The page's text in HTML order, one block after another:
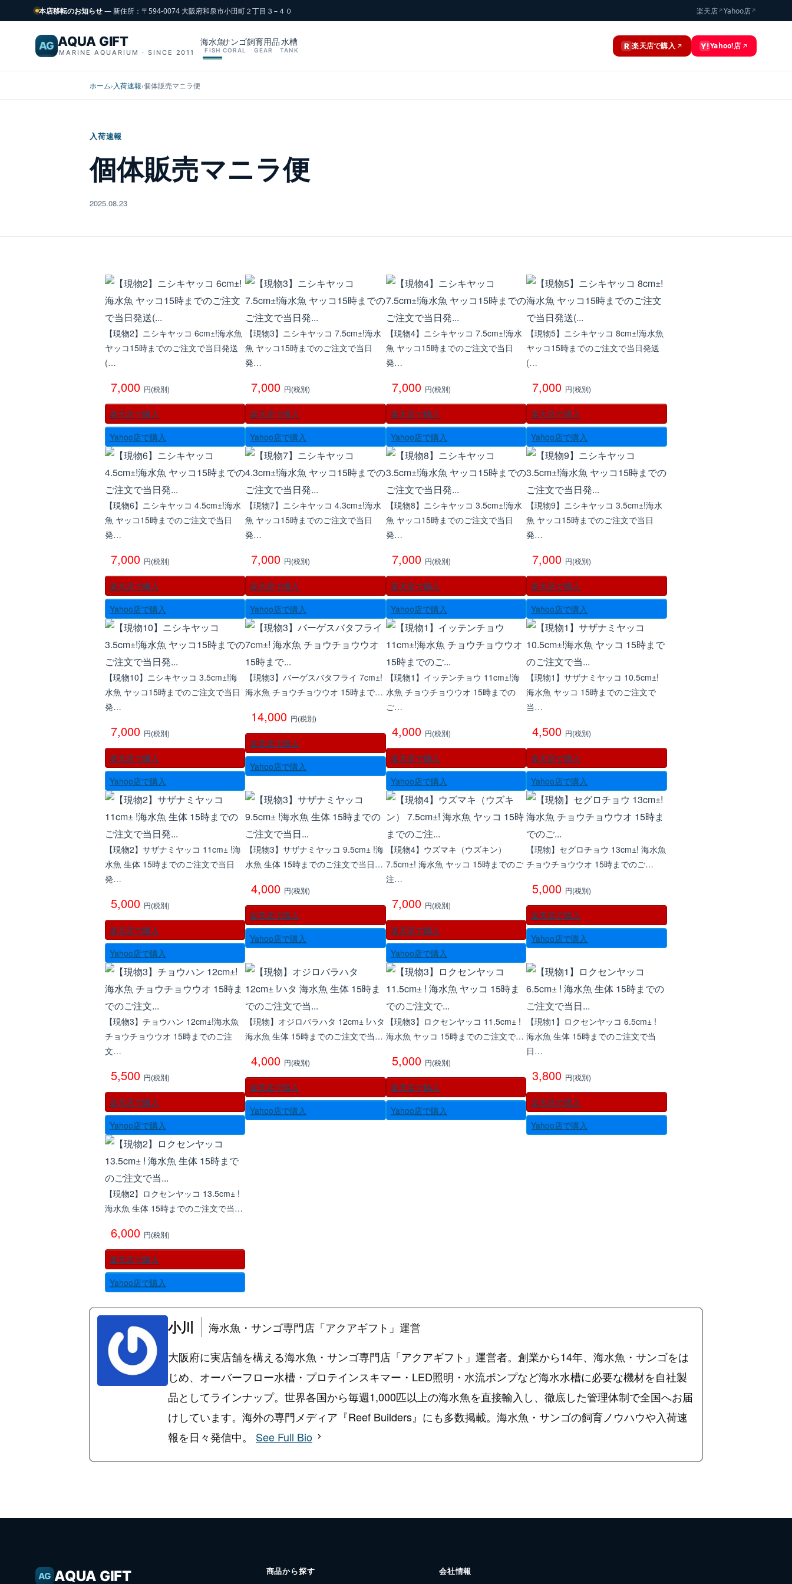
本店移転のお知らせ— 新住所：〒594-0074 大阪府和泉市小田町２丁目３−４０ 楽天店↗Yahoo店↗
AG AQUA GIFT
MARINE AQUARIUM · SINCE 2011
海水魚
FISH
サンゴ
CORAL
飼育用品
GEAR
水槽
TANK R 楽天店で購入 ↗ Y!Yahoo!店 ↗
ホーム› 入荷速報›個体販売マニラ便
入荷速報
個体販売マニラ便
2025.08.23
【現物2】ニシキヤッコ 6cm±!海水魚
ヤッコ15時までのご注文で当日発送
(…
7,000 円(税別)
楽天店で購入
Yahoo店で購入
【現物3】ニシキヤッコ 7.5cm±!海水
魚 ヤッコ15時までのご注文で当日
発…
7,000 円(税別)
楽天店で購入
Yahoo店で購入
【現物4】ニシキヤッコ 7.5cm±!海水
魚 ヤッコ15時までのご注文で当日
発…
7,000 円(税別)
楽天店で購入
Yahoo店で購入
【現物5】ニシキヤッコ 8cm±!海水魚
ヤッコ15時までのご注文で当日発送
(…
7,000 円(税別)
楽天店で購入
Yahoo店で購入
【現物6】ニシキヤッコ 4.5cm±!海水
魚 ヤッコ15時までのご注文で当日
発…
7,000 円(税別)
楽天店で購入
Yahoo店で購入
【現物7】ニシキヤッコ 4.3cm±!海水
魚 ヤッコ15時までのご注文で当日
発…
7,000 円(税別)
楽天店で購入
Yahoo店で購入
【現物8】ニシキヤッコ 3.5cm±!海水
魚 ヤッコ15時までのご注文で当日
発…
7,000 円(税別)
楽天店で購入
Yahoo店で購入
【現物9】ニシキヤッコ 3.5cm±!海水
魚 ヤッコ15時までのご注文で当日
発…
7,000 円(税別)
楽天店で購入
Yahoo店で購入
【現物10】ニシキヤッコ 3.5cm±!海
水魚 ヤッコ15時までのご注文で当日
発…
7,000 円(税別)
楽天店で購入
Yahoo店で購入
【現物3】バーゲスバタフライ 7cm±!
海水魚 チョウチョウウオ 15時まで…
14,000 円(税別)
楽天店で購入
Yahoo店で購入
【現物1】イッテンチョウ 11cm±!海
水魚 チョウチョウウオ 15時までの
ご…
4,000 円(税別)
楽天店で購入
Yahoo店で購入
【現物1】サザナミヤッコ 10.5cm±!
海水魚 ヤッコ 15時までのご注文で
当…
4,500 円(税別)
楽天店で購入
Yahoo店で購入
【現物2】サザナミヤッコ 11cm± !海
水魚 生体 15時までのご注文で当日
発…
5,000 円(税別)
楽天店で購入
Yahoo店で購入
【現物3】サザナミヤッコ 9.5cm± !海
水魚 生体 15時までのご注文で当日…
4,000 円(税別)
楽天店で購入
Yahoo店で購入
【現物4】ウズマキ（ウズキン）
7.5cm±! 海水魚 ヤッコ 15時までのご
注…
7,000 円(税別)
楽天店で購入
Yahoo店で購入
【現物】セグロチョウ 13cm±! 海水魚
チョウチョウウオ 15時までのご…
5,000 円(税別)
楽天店で購入
Yahoo店で購入
【現物3】チョウハン 12cm±!海水魚
チョウチョウウオ 15時までのご注
文…
5,500 円(税別)
楽天店で購入
Yahoo店で購入
【現物】オジロバラハタ 12cm± !ハタ
海水魚 生体 15時までのご注文で当…
4,000 円(税別)
楽天店で購入
Yahoo店で購入
【現物3】ロクセンヤッコ 11.5cm± !
海水魚 ヤッコ 15時までのご注文で…
5,000 円(税別)
楽天店で購入
Yahoo店で購入
【現物1】ロクセンヤッコ 6.5cm± !
海水魚 生体 15時までのご注文で当
日…
3,800 円(税別)
楽天店で購入
Yahoo店で購入
【現物2】ロクセンヤッコ 13.5cm± !
海水魚 生体 15時までのご注文で当…
6,000 円(税別)
楽天店で購入
Yahoo店で購入
小川
海水魚・サンゴ専門店「アクアギフト」運営
大阪府に実店舗を構える海水魚・サンゴ専門店「アクアギフト」運営者。創業から14年、海水魚・サンゴをは
じめ、オーバーフロー水槽・プロテインスキマー・LED照明・水流ポンプなど海水水槽に必要な機材を自社製
品としてラインナップ。世界各国から毎週1,000匹以上の海水魚を直接輸入し、徹底した管理体制で全国へお届
けしています。海外の専門メディア『Reef Builders』にも多数掲載。海水魚・サンゴの飼育ノウハウや入荷速
報を日々発信中。 See Full Bio
AG AQUA GIFT 商品から探す 会社情報